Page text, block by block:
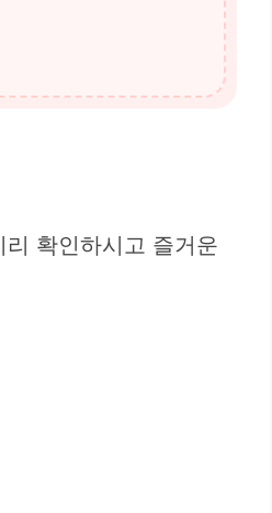
확인하시고 즐거운